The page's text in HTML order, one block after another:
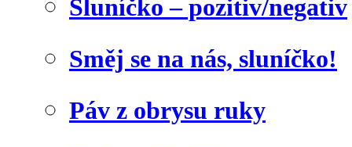
Sluníčko – pozitiv/negativ
Směj se na nás, sluníčko!
Páv z obrysu ruky